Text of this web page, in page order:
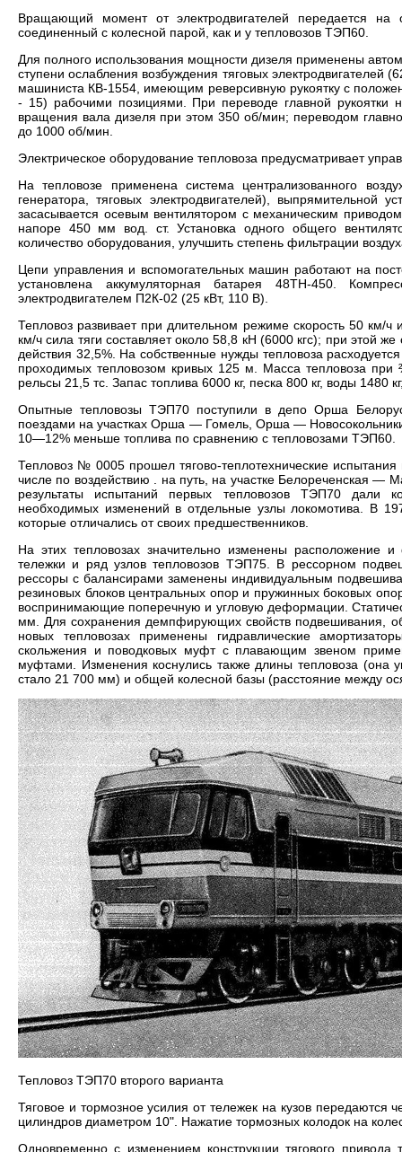
Вращающий момент от электродвигателей передается
соединенный с колесной парой, как и у тепловозов ТЭП60.
Для полного использования мощности дизеля применены
ступени ослабления возбуждения тяговых электродвигателей
машиниста КВ-1554, имеющим реверсивную рукоятку с
- 15) рабочими позициями. При переводе главной рукоятки
вращения вала дизеля при этом 350 об/мин; переводом
до 1000 об/мин.
Электрическое оборудование тепловоза предусматривает
На тепловозе применена система централизованного
генератора, тяговых электродвигателей), выпрямительной
засасывается осевым вентилятором с механическим
напоре 450 мм вод. ст. Установка одного общего
количество оборудования, улучшить степень фильтрации
Цепи управления и вспомогательных машин работают на
установлена аккумуляторная батарея 48ТН-450.
электродвигателем П2К-02 (25 кВт, 110 В).
Тепловоз развивает при длительном режиме скорость 50 км/
км/ч сила тяги составляет около 58,8 кН (6000 кгс); при этой
действия 32,5%. На собственные нужды тепловоза
проходимых тепловозом кривых 125 м. Масса тепловоза
рельсы 21,5 тс. Запас топлива 6000 кг, песка 800 кг, воды 1480
Опытные тепловозы ТЭП70 поступили в депо Орша
поездами на участках Орша — Гомель, Орша —
10—12% меньше топлива по сравнению с тепловозами ТЭП60.
Тепловоз № 0005 прошел тягово-теплотехнические
числе по воздействию . на путь, на участке Белореченская —
результаты испытаний первых тепловозов ТЭП70 дали
необходимых изменений в отдельные узлы локомотива. В
которые отличались от своих предшественников.
На этих тепловозах значительно изменены
тележки и ряд узлов тепловозов ТЭП75. В рессорном
рессоры с балансирами заменены индивидуальным
резиновых блоков центральных опор и пружинных боковых
воспринимающие поперечную и угловую деформации.
мм. Для сохранения демпфирующих свойств подвешивания,
новых тепловозах применены гидравлические
скольжения и поводковых муфт с плавающим звеном
муфтами. Изменения коснулись также длины тепловоза (она
стало 21 700 мм) и общей колесной базы (расстояние между
Тепловоз ТЭП70 второго варианта
Тяговое и тормозное усилия от тележек на кузов
цилиндров диаметром 10". Нажатие тормозных колодок на
Одновременно с изменением конструкции тягового